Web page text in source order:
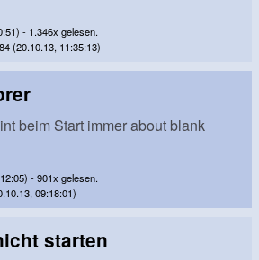
- 1.346x gelesen.
(20.10.13, 11:35:13)
beim Start immer about blank
- 901x gelesen.
09:18:01)
starten